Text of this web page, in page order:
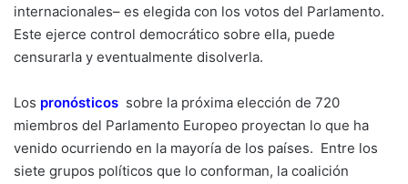
internacionales– es elegida con los votos del Parlamento.
Este ejerce control democrático sobre ella, puede
censurarla y eventualmente disolverla.
Los pronósticos sobre la próxima elección de 720
miembros del Parlamento Europeo proyectan lo que ha
venido ocurriendo en la mayoría de los países. Entre los
siete grupos políticos que lo conforman, la coalición